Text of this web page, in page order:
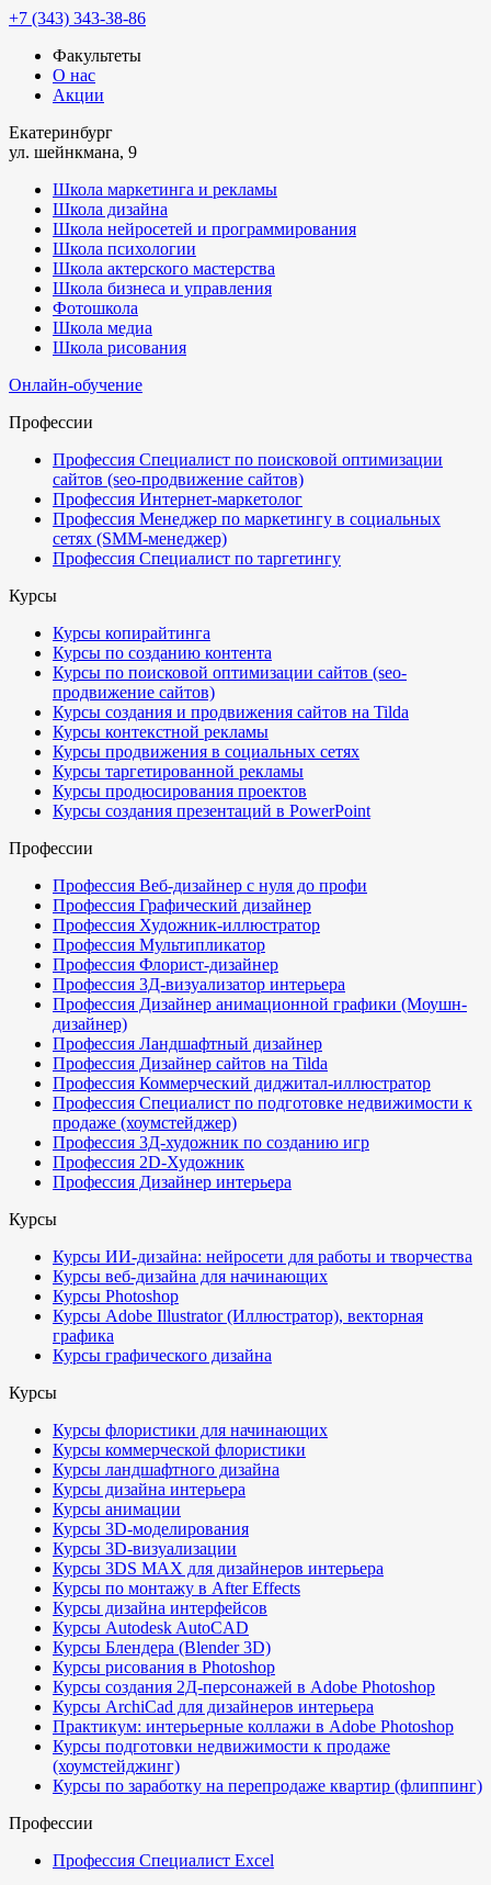
+7 (343) 343-38-86
Факультеты
О нас
Акции
Екатеринбург
ул. шейнкмана, 9
Школа маркетинга и рекламы
Школа дизайна
Школа нейросетей и программирования
Школа психологии
Школа актерского мастерства
Школа бизнеса и управления
Фотошкола
Школа медиа
Школа рисования
Онлайн-обучение
Профессии
Профессия Специалист по поисковой оптимизации
сайтов (seo-продвижение сайтов)
Профессия Интернет-маркетолог
Профессия Менеджер по маркетингу в социальных
сетях (SMM-менеджер)
Профессия Специалист по таргетингу
Курсы
Курсы копирайтинга
Курсы по созданию контента
Курсы по поисковой оптимизации сайтов (seo-
продвижение сайтов)
Курсы создания и продвижения сайтов на Tilda
Курсы контекстной рекламы
Курсы продвижения в социальных сетях
Курсы таргетированной рекламы
Курсы продюсирования проектов
Курсы создания презентаций в PowerPoint
Профессии
Профессия Веб-дизайнер с нуля до профи
Профессия Графический дизайнер
Профессия Художник-иллюстратор
Профессия Мультипликатор
Профессия Флорист-дизайнер
Профессия 3Д-визуализатор интерьера
Профессия Дизайнер анимационной графики (Моушн-
дизайнер)
Профессия Ландшафтный дизайнер
Профессия Дизайнер сайтов на Tilda
Профессия Коммерческий диджитал-иллюстратор
Профессия Специалист по подготовке недвижимости к
продаже (хоумстейджер)
Профессия 3Д-художник по созданию игр
Профессия 2D-Художник
Профессия Дизайнер интерьера
Курсы
Курсы ИИ-дизайна: нейросети для работы и творчества
Курсы веб-дизайна для начинающих
Курсы Photoshop
Курсы Adobe Illustrator (Иллюстратор), векторная
графика
Курсы графического дизайна
Курсы
Курсы флористики для начинающих
Курсы коммерческой флористики
Курсы ландшафтного дизайна
Курсы дизайна интерьера
Курсы анимации
Курсы 3D-моделирования
Курсы 3D-визуализации
Курсы 3DS MAX для дизайнеров интерьера
Курсы по монтажу в After Effects
Курсы дизайна интерфейсов
Курсы Autodesk AutoCAD
Курсы Блендера (Blender 3D)
Курсы рисования в Photoshop
Курсы создания 2Д-персонажей в Adobe Photoshop
Курсы ArchiCad для дизайнеров интерьера
Практикум: интерьерные коллажи в Adobe Photoshop
Курсы подготовки недвижимости к продаже
(хоумстейджинг)
Курсы по заработку на перепродаже квартир (флиппинг)
Профессии
Профессия Специалист Excel